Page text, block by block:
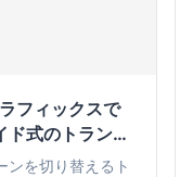
フィックスで
ド式のトランジ
ンを切り替えるト